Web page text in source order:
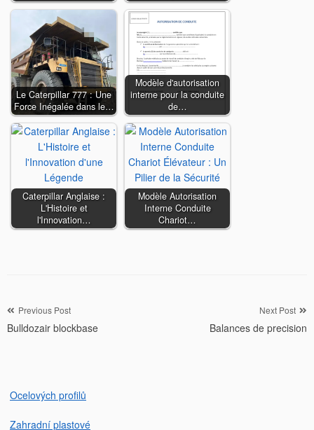
Le Caterpillar 777 : Une
Force Inégalée dans le…
Modèle d'autorisation
interne pour la conduite
de…
Caterpillar Anglaise :
L'Histoire et
l'Innovation…
Modèle Autorisation
Interne Conduite
Chariot…
Navigation
de
Previous Post
Bulldozair blockbase
Next Post
Balances de precision
Ocelových profilů
Zahradní plastové